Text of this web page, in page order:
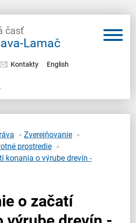
časť
Lamač
Kontakty English
Zverejňovanie
prostredie
konania o výrube drevín -
o začatí